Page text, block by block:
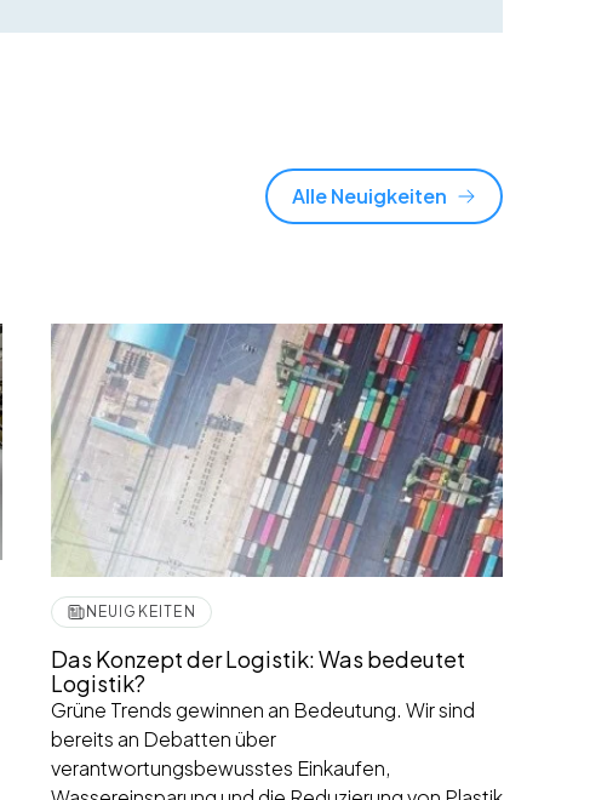
Alle Neuigkeiten
NEUIGKEITEN
Das Konzept der Logistik: Was bedeutet
Logistik?
Grüne Trends gewinnen an Bedeutung. Wir sind
bereits an Debatten über
verantwortungsbewusstes Einkaufen,